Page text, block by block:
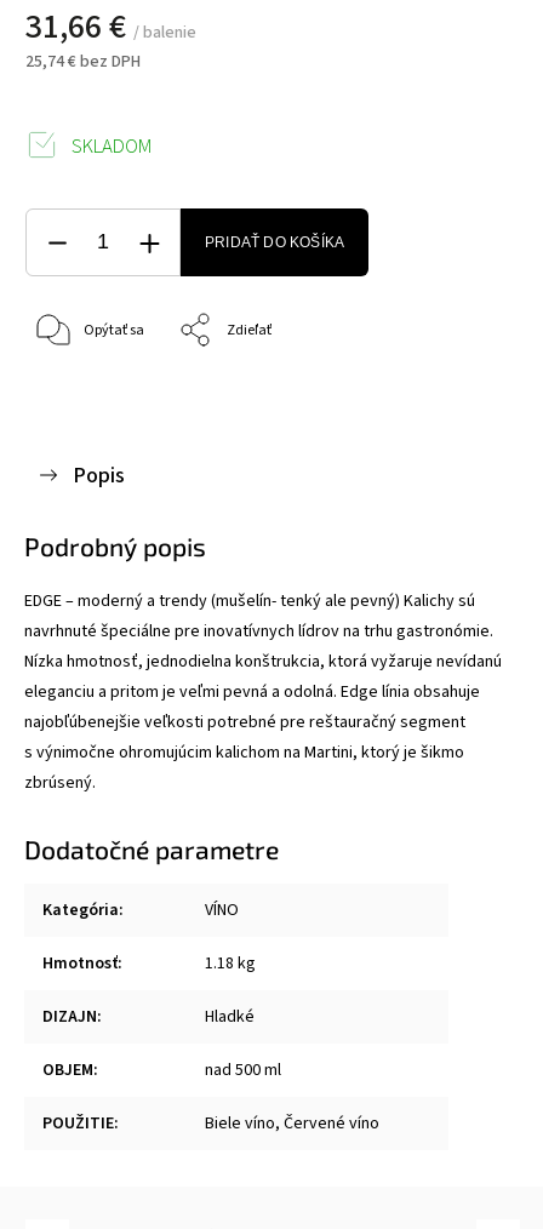
31,66 € / balenie
25,74 € bez DPH
SKLADOM
PRIDAŤ DO KOŠÍKA
Opýtať sa Zdieľať
Popis
Podrobný popis
EDGE – moderný a trendy (mušelín- tenký ale pevný) Kalichy sú
navrhnuté špeciálne pre inovatívnych lídrov na trhu gastronómie.
Nízka hmotnosť, jednodielna konštrukcia, ktorá vyžaruje nevídanú
eleganciu a pritom je veľmi pevná a odolná. Edge línia obsahuje
najobľúbenejšie veľkosti potrebné pre reštauračný segment
s výnimočne ohromujúcim kalichom na Martini, ktorý je šikmo
zbrúsený.
Dodatočné parametre
Kategória: VÍNO
Hmotnosť: 1.18 kg
DIZAJN: Hladké
OBJEM: nad 500 ml
POUŽITIE: Biele víno, Červené víno